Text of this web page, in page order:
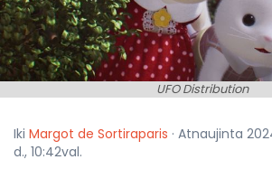
UFO Distribution
Iki Margot de Sortiraparis · Atnaujinta
d., 10:42val.